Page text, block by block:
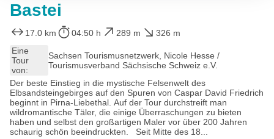
Bastei
17.0 km 04:50 h 289 m
326 m
Eine
Tour
von:
Sachsen Tourismusnetzwerk, Nicole Hesse /
Tourismusverband Sächsische Schweiz e.V.
Der beste Einstieg in die mystische Felsenwelt des
Elbsandsteingebirges auf den Spuren von Caspar David Friedrich
beginnt in Pirna-Liebethal. Auf der Tour durchstreift man
wildromantische Täler, die einige Überraschungen zu bieten
haben und selbst den großartigen Maler vor über 200 Jahren
schaurig schön beeindruckten. Seit Mitte des 18...